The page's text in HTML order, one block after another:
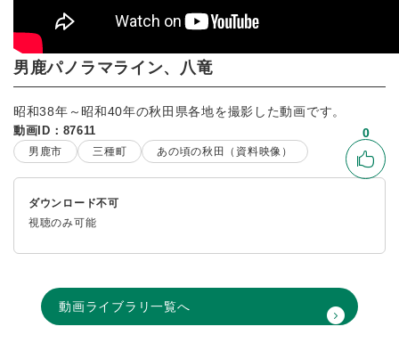
男鹿パノラマライン、八竜
昭和38年～昭和40年の秋田県各地を撮影した動画です。
動画ID：87611
男鹿市 三種町 あの頃の秋田（資料映像）
いい
0
ダウンロード不可
視聴のみ可能
動画ライブラリ一覧へ